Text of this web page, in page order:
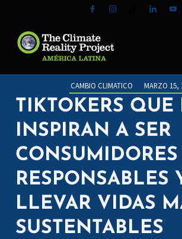
CAMBIO CLIMATICO MARZO 15,
TIKTOKERS QUE
INSPIRAN A SER
CONSUMIDORES
RESPONSABLES
LLEVAR VIDAS
SUSTENTABLES